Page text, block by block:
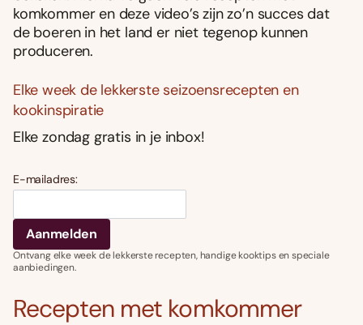
komkommer en deze video’s zijn zo’n succes dat
de boeren in het land er niet tegenop kunnen
produceren.
Elke week de lekkerste seizoensrecepten en
kookinspiratie
Elke zondag gratis in je inbox!
E-mailadres:
Ontvang elke week de lekkerste recepten, handige kooktips en speciale
aanbiedingen.
Recepten met komkommer